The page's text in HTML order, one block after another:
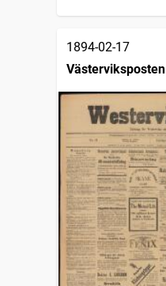
1894-02-17
Västerviksposten